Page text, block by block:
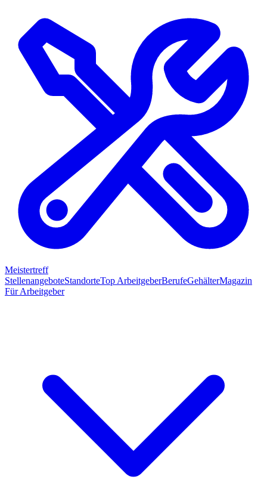
Meistertreff
StellenangeboteStandorteTop ArbeitgeberBerufeGehälterMagazin
Für Arbeitgeber